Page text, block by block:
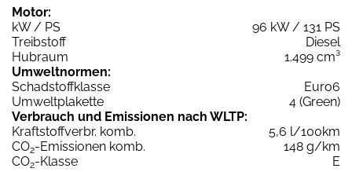
Motor:
kW / PS
96 kW / 131 PS
Treibstoff
Diesel
Hubraum
1.499 cm³
Umweltnormen:
Schadstoffklasse
Euro6
Umweltplakette
4 (Green)
Verbrauch und Emissionen nach WLTP:
Kraftstoffverbr. komb.
5,6 l/100km
CO2-Emissionen komb.
148 g/km
CO2-Klasse
E